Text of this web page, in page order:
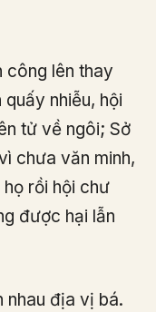
công lên thay
nhiễu, hội
tử về ngôi; Sở
chưa văn minh,
rồi hội chư
được hại lẫn
nhau địa vị bá.